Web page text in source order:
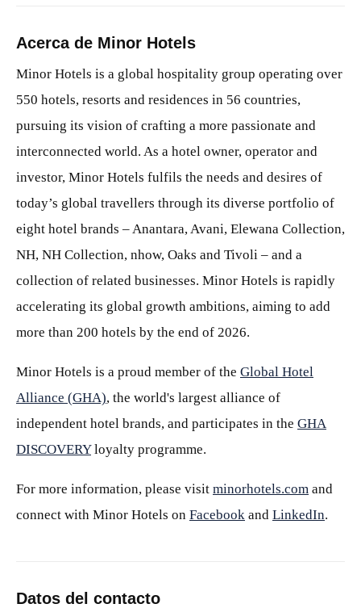
Acerca de Minor Hotels
Minor Hotels is a global hospitality group operating over
550 hotels, resorts and residences in 56 countries,
pursuing its vision of crafting a more passionate and
interconnected world. As a hotel owner, operator and
investor, Minor Hotels fulfils the needs and desires of
today’s global travellers through its diverse portfolio of
eight hotel brands – Anantara, Avani, Elewana Collection,
NH, NH Collection, nhow, Oaks and Tivoli – and a
collection of related businesses. Minor Hotels is rapidly
accelerating its global growth ambitions, aiming to add
more than 200 hotels by the end of 2026.
Minor Hotels is a proud member of the Global Hotel
Alliance (GHA), the world's largest alliance of
independent hotel brands, and participates in the GHA
DISCOVERYloyalty programme.
For more information, please visit minorhotels.com and
connect with Minor Hotels on Facebook and LinkedIn.
Datos del contacto